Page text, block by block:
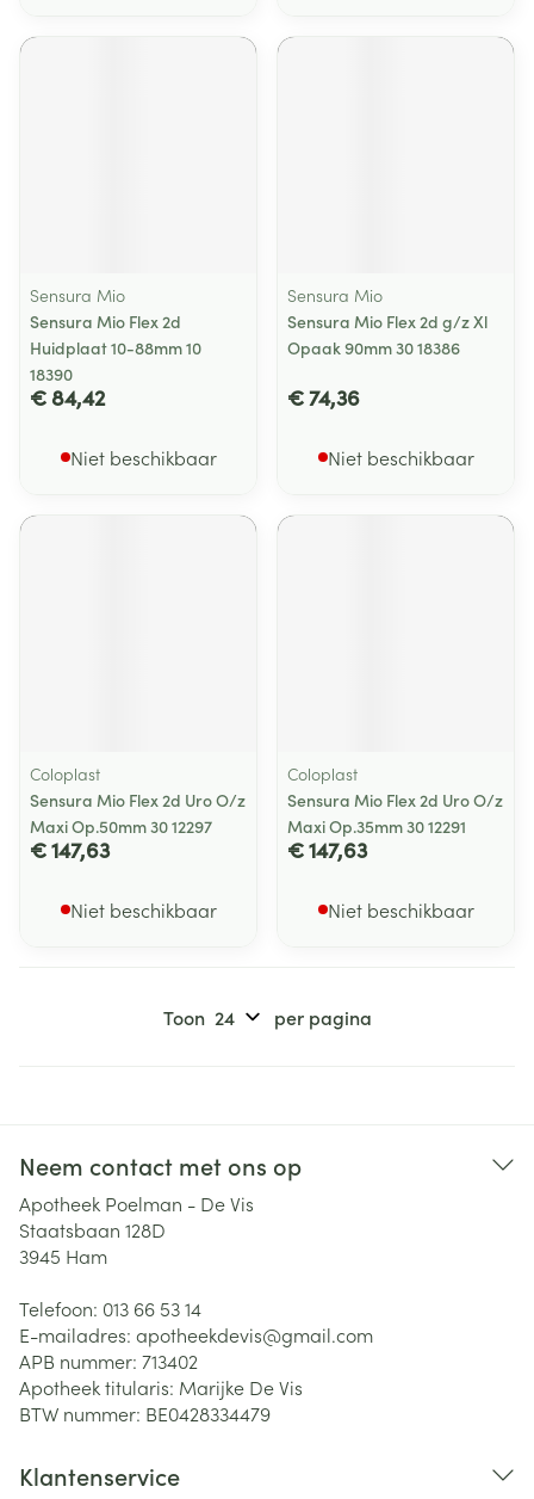
Sensura Mio
Sensura Mio Flex 2d
Huidplaat 10-88mm 10
18390
€ 84,42
Niet beschikbaar
Sensura Mio
Sensura Mio Flex 2d g/z Xl
Opaak 90mm 30 18386
€ 74,36
Niet beschikbaar
Coloplast
Sensura Mio Flex 2d Uro O/z
Maxi Op.50mm 30 12297
€ 147,63
Niet beschikbaar
Coloplast
Sensura Mio Flex 2d Uro O/z
Maxi Op.35mm 30 12291
€ 147,63
Niet beschikbaar
Toon per pagina
Neem contact met ons op
Apotheek Poelman - De Vis
Staatsbaan 128D
3945 Ham
Telefoon: 013 66 53 14
E-mailadres: apotheekdevis@gmail.com
APB nummer: 713402
Apotheek titularis: Marijke De Vis
BTW nummer: BE0428334479
Klantenservice